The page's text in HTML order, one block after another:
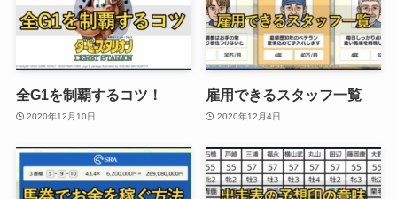
全G1を制覇するコツ！
2020年12月10日
雇用できるスタッフ一覧
2020年12月4日